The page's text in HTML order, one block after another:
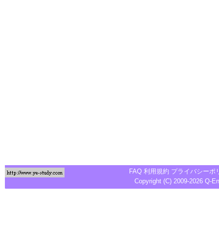
FAQ 利用規約 プライバシーポ
Copyright (C) 2009-2026 Q-